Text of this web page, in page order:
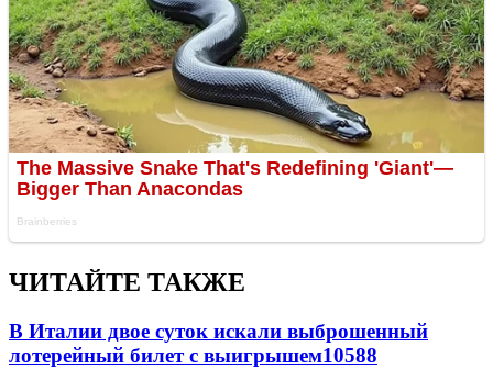
ЧИТАЙТЕ ТАКЖЕ
В Италии двое суток искали выброшенный
лотерейный билет с выигрышем10588